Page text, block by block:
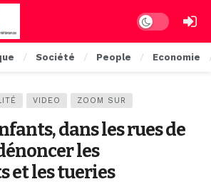
Dark mode
Société People Economie
VIDEO ZOOM SUR
dans les rues de
les
et les tueries